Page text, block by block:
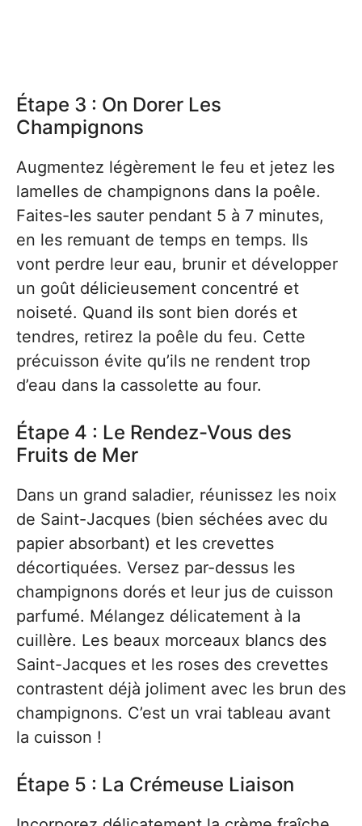
Étape 3 : On Dorer Les
Champignons
Augmentez légèrement le feu et jetez les
lamelles de champignons dans la poêle.
Faites-les sauter pendant 5 à 7 minutes,
en les remuant de temps en temps. Ils
vont perdre leur eau, brunir et développer
un goût délicieusement concentré et
noiseté. Quand ils sont bien dorés et
tendres, retirez la poêle du feu. Cette
précuisson évite qu’ils ne rendent trop
d’eau dans la cassolette au four.
Étape 4 : Le Rendez-Vous des
Fruits de Mer
Dans un grand saladier, réunissez les noix
de Saint-Jacques (bien séchées avec du
papier absorbant) et les crevettes
décortiquées. Versez par-dessus les
champignons dorés et leur jus de cuisson
parfumé. Mélangez délicatement à la
cuillère. Les beaux morceaux blancs des
Saint-Jacques et les roses des crevettes
contrastent déjà joliment avec les brun des
champignons. C’est un vrai tableau avant
la cuisson !
Étape 5 : La Crémeuse Liaison